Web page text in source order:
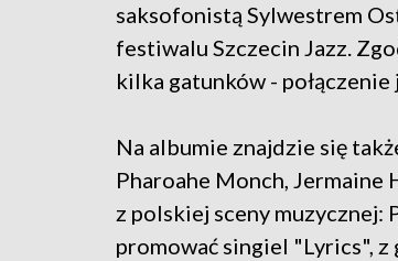
saksofonistą Sylwestrem
festiwalu Szczecin Jazz.
kilka gatunków -
Na albumie znajdzie się
Pharoahe Monch, Jermaine
z polskiej sceny muzycznej:
promować singiel "Lyrics", z